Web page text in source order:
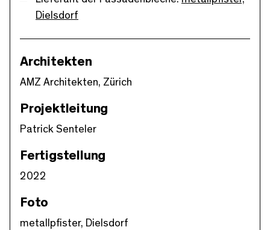
Dielsdorf
Architekten
AMZ Architekten, Zürich
Projektleitung
Patrick Senteler
Fertigstellung
2022
Foto
metallpfister, Dielsdorf